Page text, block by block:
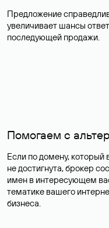
Предложение
увеличивает шансы
последующей продажи.
Помогаем с
Если по домену, который
не достигнута, брокер
имен в интересующем
тематике вашего
бизнеса.